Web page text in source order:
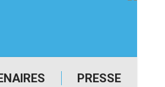
PRESSE